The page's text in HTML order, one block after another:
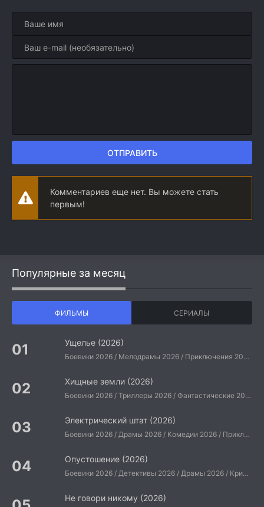
ОТПРАВИТЬ
Комментариев еще нет. Вы можете стать
первым!
Популярные за месяц
ФИЛЬМЫ СЕРИАЛЫ
Ущелье (2026)
Боевики 2026 / Мелодрамы 2026 / Приключения 2026 / Ужасы 2026 / Фантастические 2026 / Зарубежные фильмы 2026 / Американские фильмы / Фильмы 2026
Хищные земли (2026)
Боевики 2026 / Триллеры 2026 / Фантастические 2026 / Зарубежные фильмы 2026 / Американские фильмы / Фильмы 2026
Электрический штат (2026)
Боевики 2026 / Драмы 2026 / Комедии 2026 / Приключения 2026 / Фантастические 2026 / Зарубежные фильмы 2026 / Американские фильмы / Фильмы 2026
Опустошение (2026)
Боевики 2026 / Детективы 2026 / Драмы 2026 / Криминальные фильмы 2026 / Триллеры 2026 / Зарубежные фильмы 2026 / Американские фильмы / Фильмы 2026
Не говори никому (2026)